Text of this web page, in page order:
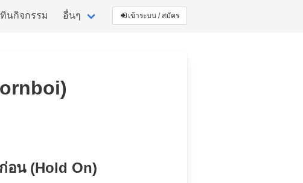
นกิจกรรม อื่นๆ เข้าระบบ / สมัคร
ก่อน (Hold On)